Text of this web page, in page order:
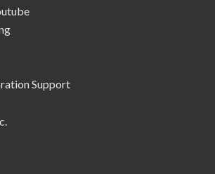
Support